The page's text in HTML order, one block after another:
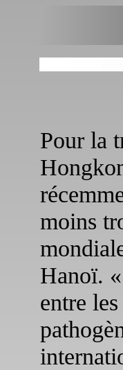
Pour la
moins
Hanoï.
entre